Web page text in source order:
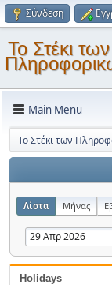
Σύνδεση
Το Στέκι των
Main Menu
Το Στέκι των
Λίστα Μήνας
Holidays